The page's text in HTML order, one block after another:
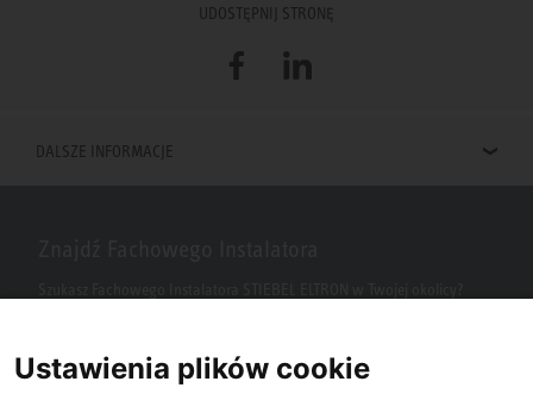
UDOSTĘPNIJ STRONĘ
FacebookLinkedIn
DALSZE INFORMACJE
Ustawienia plików cookie